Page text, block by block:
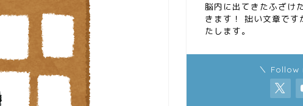
脳内に出てきたふざけ
きます！ 拙い文章です
たします。
＼ Follow